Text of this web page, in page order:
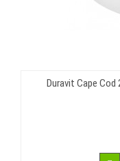
Duravit Cape Cod